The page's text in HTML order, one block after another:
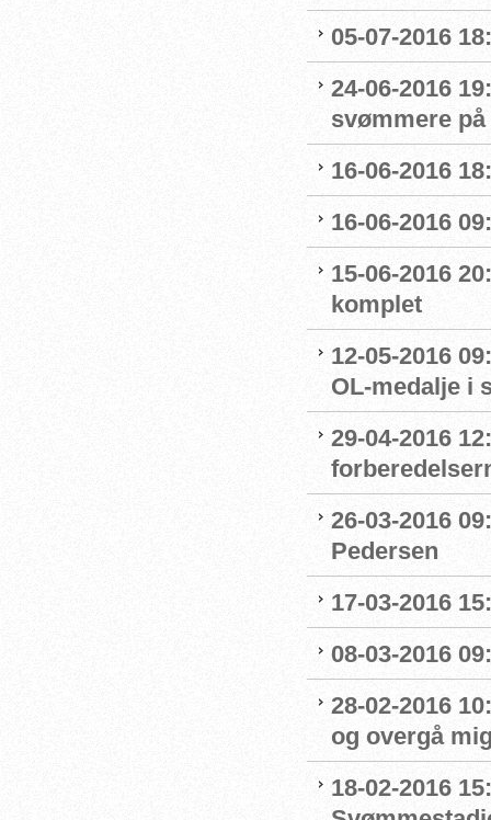
05-07-2016
24-06-2016
svømmere
16-06-2016
16-06-2016
15-06-2016
komplet
12-05-2016
OL-medalje i
29-04-2016
26-03-2016
Pedersen
17-03-2016
08-03-2016
28-02-2016
og overgå
18-02-2016